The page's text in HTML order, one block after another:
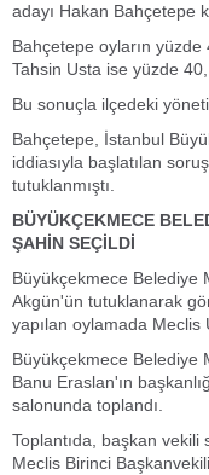
adayı Hakan Bahçetepe
Bahçetepe oyların yüzde
Tahsin Usta ise yüzde
Bu sonuçla ilçedeki
Bahçetepe, İstanbul
iddiasıyla başlatılan
tutuklanmıştı.
BÜYÜKÇEKMECE
ŞAHİN SEÇİLDİ
Büyükçekmece Belediye
Akgün'ün tutuklanarak
yapılan oylamada Meclis
Büyükçekmece Belediye
Banu Eraslan'ın
salonunda toplandı.
Toplantıda, başkan
Meclis Birinci